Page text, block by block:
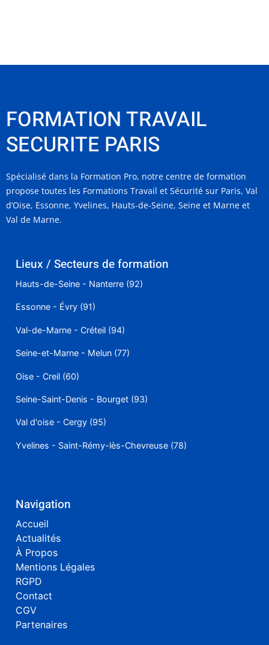
FORMATION TRAVAIL
SECURITE PARIS
Spécialisé dans la Formation Pro, notre centre de formation
propose toutes les Formations Travail et Sécurité sur Paris, Val
d’Oise, Essonne, Yvelines, Hauts-de-Seine, Seine et Marne et
Val de Marne.
Lieux / Secteurs de formation
Hauts-de-Seine - Nanterre (92)
Essonne - Évry (91)
Val-de-Marne - Créteil (94)
Seine-et-Marne - Melun (77)
Oise - Creil (60)
Seine-Saint-Denis - Bourget (93)
Val d'oise - Cergy (95)
Yvelines - Saint-Rémy-lès-Chevreuse (78)
Navigation
Accueil
Actualités
À Propos
Mentions Légales
RGPD
Contact
CGV
Partenaires